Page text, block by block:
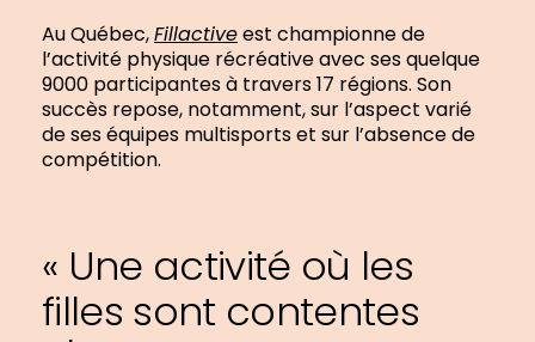
Au Québec,Fillactiveest championne de
l’activité physique récréative avec ses quelque
9000 participantes à travers 17 régions. Son
succès repose, notamment, sur l’aspect varié
de ses équipes multisports et sur l’absence de
compétition.
« Une activité où les
filles sont contentes